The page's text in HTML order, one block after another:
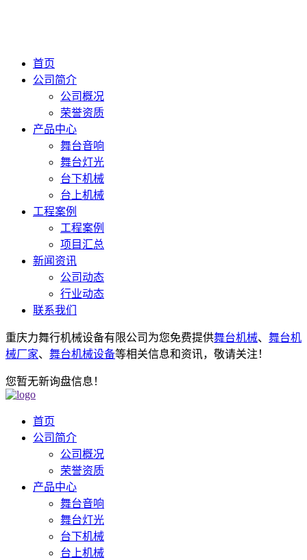
首页
公司简介
公司概况
荣誉资质
产品中心
舞台音响
舞台灯光
台下机械
台上机械
工程案例
工程案例
项目汇总
新闻资讯
公司动态
行业动态
联系我们
重庆力舞行机械设备有限公司为您免费提供舞台机械、 舞台机
械厂家、 舞台机械设备等相关信息和资讯，敬请关注！
您暂无新询盘信息！
首页
公司简介
公司概况
荣誉资质
产品中心
舞台音响
舞台灯光
台下机械
台上机械